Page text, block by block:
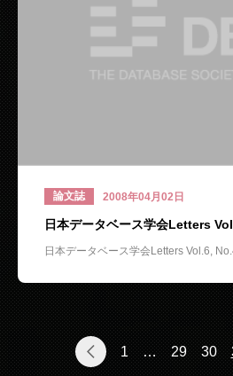
論文誌 2008年04月02日
日本データベース学会Letters
日本データベース学会Letters Vol.6,
1 … 29 30